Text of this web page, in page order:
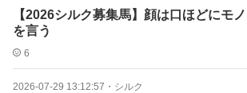
【2026シルク募集馬】顔は口ほどにモノ
を言う
6
2026-07-29 13:12:57 ・ シルク